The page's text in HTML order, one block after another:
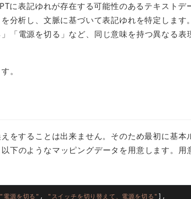
に表記ゆれが存在する可能性のあるテキストデ
分析し、文脈に基づいて表記ゆれを特定します
「電源を切る」など、同じ意味を持つ異なる表
。
をすることは出来ません。そのため最初に基本
下のようなマッピングデータを用意します。用
"電源を切る" , "スイッチを切り替えて、電源を切る"
,